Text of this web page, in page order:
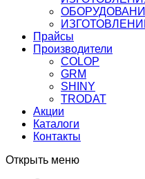
Прайсы
Производители
COLOP
GRM
SHINY
TRODAT
Акции
Каталоги
Контакты
Открыть меню